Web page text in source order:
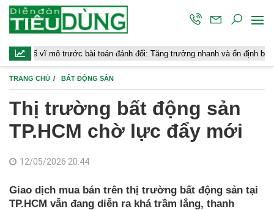
trước bài toán đánh đổi: Tăng trưởng nhanh và ổn định bền vững
TRANG CHỦ BẤT ĐỘNG SẢN
Thị trường bất động sản
TP.HCM chờ lực đẩy mới
12/05/2026 20:44
Giao dịch mua bán trên thị trường bất động sản tại
TP.HCM vẫn đang diễn ra khá trầm lắng, thanh